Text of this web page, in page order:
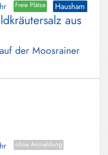
Freie Plätze Hausham
aus
der Moosrainer
ohne Anmeldung